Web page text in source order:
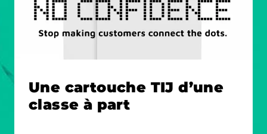
Une cartouche TIJ d’une
classe à part